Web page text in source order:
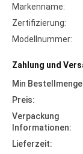
Markenname:
Zertifizierung:
Modellnummer:
Zahlung und
Min
Preis:
Verpackung
Informationen:
Lieferzeit: